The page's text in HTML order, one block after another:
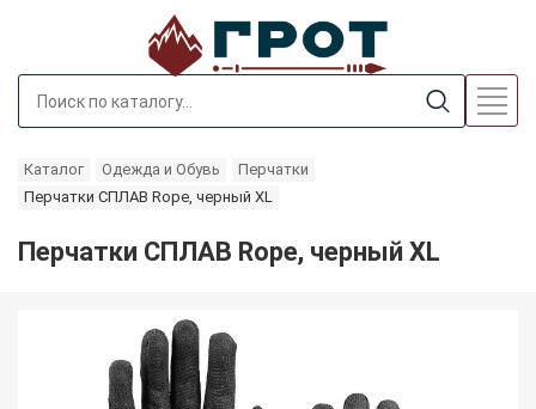
Каталог Одежда и Обувь
Перчатки
Перчатки СПЛАВ Rope, черный XL
Перчатки СПЛАВ Rope, черный XL